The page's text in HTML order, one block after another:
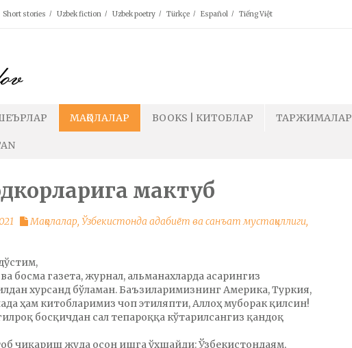
Short stories Uzbek fiction Uzbek poetry Türkçe Español Tiếng Việt
МАҚОЛАЛАР BOOKS | КИТОБЛАР ТАРЖИМАЛАР
мактуб
Мақолалар, Ўзбекистонда адабиёт ва санъат мустақиллиги,
босма газета, журнал, альманахларда асарингиз
хурсанд бўламан. Баъзиларимизнинг Америка, Туркия,
ҳам китобларимиз чоп этиляпти, Аллоҳ муборак қилсин!
босқичдан сал тепароққа кўтарилсангиз қандоқ
чиқариш жуда осон ишга ўхшайди: Ўзбекистондаям,